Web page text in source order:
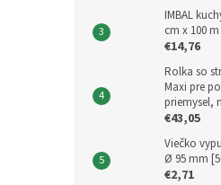
IMBAL
cm x 100
€14,76
Rolka so
Maxi pre
priemysel,
€43,05
Viečko
Ø 95 mm
€2,71